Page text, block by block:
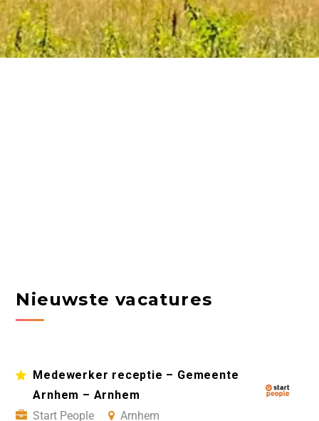
Nieuwste vacatures
Medewerker receptie – Gemeente
Arnhem – Arnhem
Start People
Arnhem